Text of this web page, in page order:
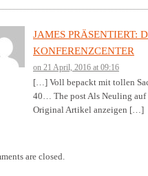
JAMES PRÄSENTIERT:
KONFERENZCENTER
on 21 April, 2016 at 09:16
[…] Voll bepackt mit tollen
40… The post Als Neuling auf
Original Artikel anzeigen […]
are closed.